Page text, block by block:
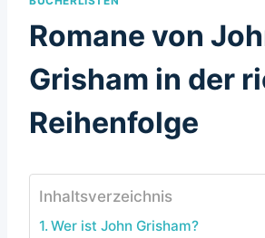
Romane von
Grisham in der
Reihenfolge
Inhaltsverzeichnis
Wer ist John Grisham?